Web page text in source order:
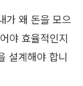
가 왜 돈을 모으
야 효율적인지
설계해야 합니